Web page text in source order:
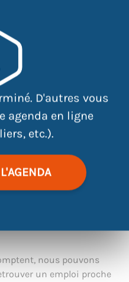
D'autres vous
agenda en ligne
etc.).
Zéro Chômeur de
en partenariat
La Belle Cordée Nantaise
nous pouvons
un emploi proche